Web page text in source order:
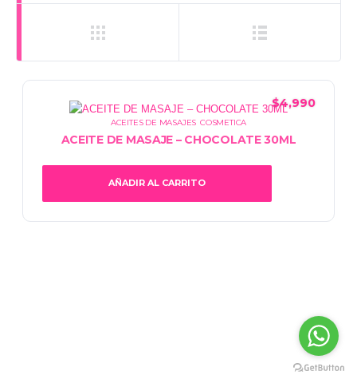
ACEITES DE MASAJES COSMETICA
ACEITE DE MASAJE – CHOCOLATE 30ML
$4,990
AÑADIR AL CARRITO